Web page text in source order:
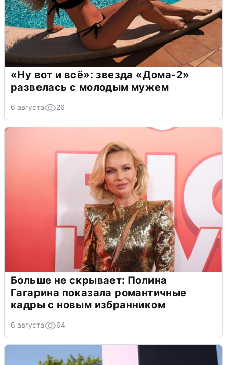
«Ну вот и всё»: звезда «Дома-2»
развелась с молодым мужем
6 августа 26
Больше не скрывает: Полина
Гагарина показала романтичные
кадры с новым избранником
6 августа 64